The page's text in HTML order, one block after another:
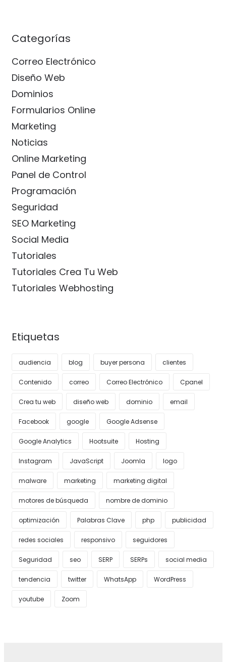
Categorías
Correo Electrónico
Diseño Web
Dominios
Formularios Online
Marketing
Noticias
Online Marketing
Panel de Control
Programación
Seguridad
SEO Marketing
Social Media
Tutoriales
Tutoriales Crea Tu Web
Tutoriales Webhosting
Etiquetas
audiencia blog buyer persona clientes
Contenido correo Correo Electrónico Cpanel
Crea tu web diseño web dominio email
Facebook google Google Adsense
Google Analytics Hootsuite Hosting
Instagram JavaScript Joomla logo
malware marketing marketing digital
motores de búsqueda nombre de dominio
optimización Palabras Clave php publicidad
redes sociales responsivo seguidores
Seguridad seo SERP SERPs social media
tendencia twitter WhatsApp WordPress
youtube Zoom